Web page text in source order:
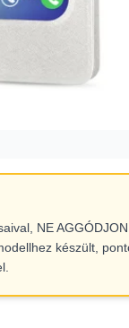
NE
készült,